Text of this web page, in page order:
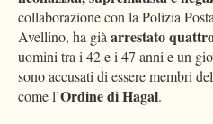
collaborazione con la Polizia
Avellino, ha giàarrestato
uomini tra i 42 e i 47 anni e un
sono accusati di essere membri
come l’Ordine di Hagal.